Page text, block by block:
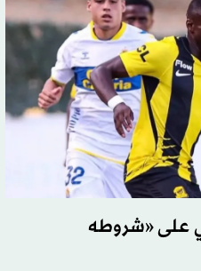
على «شروطه